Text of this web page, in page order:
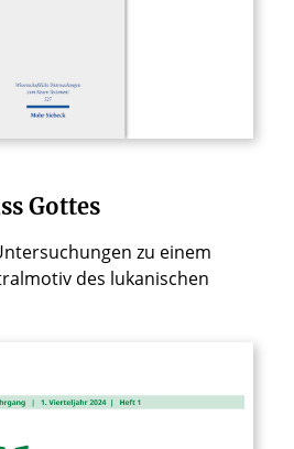
Gottes
zu einem
des lukanischen